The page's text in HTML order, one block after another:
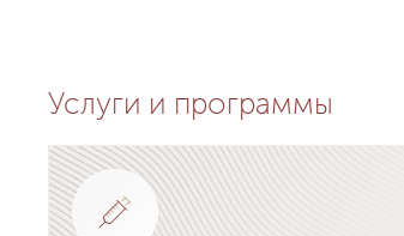
Услуги и программы